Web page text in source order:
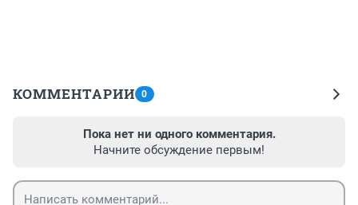
КОММЕНТАРИИ 0
Пока нет ни одного комментария.
Начните обсуждение первым!